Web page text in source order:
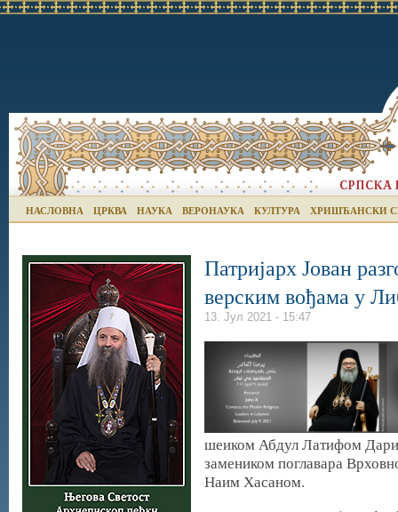
НАСЛОВНА ЦРКВА НАУКА ВЕРОНАУКА КУЛТУРА ХРИШЋАНСКИ
Патријарх Јован
верским вођама у
13. Јул 2021 - 15:47
шеиком Абдул Латифом
замеником поглавара
Наим Хасаном.